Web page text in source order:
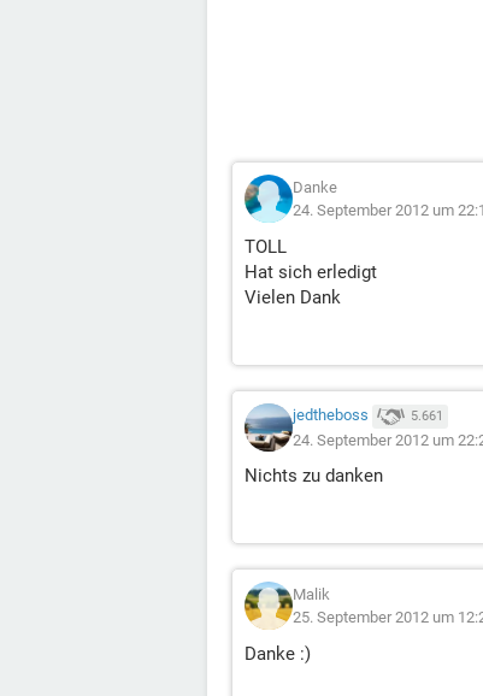
Danke
24. September 2012 um
TOLL
Hat sich erledigt
Vielen Dank
jedtheboss 5.661
24. September 2012 um
Nichts zu danken
Malik
25. September 2012 um
Danke :)